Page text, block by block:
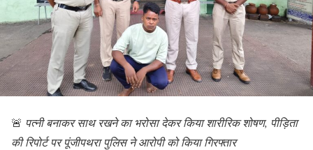
🚨 पत्नी बनाकर साथ रखने का भरोसा देकर किया शारीरिक शोषण, पीड़िता
की रिपोर्ट पर पूंजीपथरा पुलिस ने आरोपी को किया गिरफ्तार